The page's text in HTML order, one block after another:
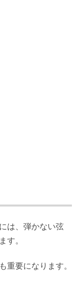
は、弾かない弦
す。
重要になります。